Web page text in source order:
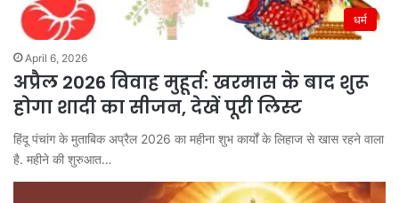
धर्म
April 6, 2026
अप्रैल 2026 विवाह मुहूर्त: खरमास के बाद शुरू
होगा शादी का सीजन, देखें पूरी लिस्ट
हिंदू पंचांग के मुताबिक अप्रैल 2026 का महीना शुभ कार्यों के लिहाज से खास रहने वाला
है. महीने की शुरुआत…